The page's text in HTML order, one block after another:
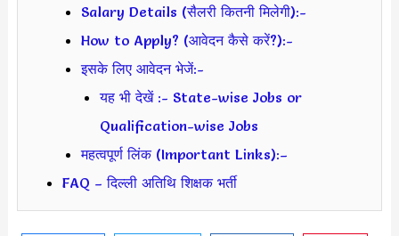
Salary Details (सैलरी कितनी मिलेगी):-
How to Apply? (आवेदन कैसे करें?):-
इसके लिए आवेदन भेजें:-
यह भी देखें :- State-wise Jobs or
Qualification-wise Jobs
महत्वपूर्ण लिंक (Important Links):–
FAQ – दिल्ली अतिथि शिक्षक भर्ती